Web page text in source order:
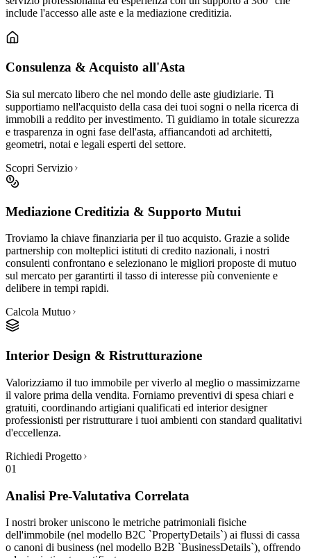
include l'accesso alle aste e la mediazione creditizia.
Consulenza & Acquisto all'Asta
Sia sul mercato libero che nel mondo delle aste giudiziarie. Ti
supportiamo nell'acquisto della casa dei tuoi sogni o nella ricerca di
immobili a reddito per investimento. Ti guidiamo in totale sicurezza
e trasparenza in ogni fase dell'asta, affiancandoti ad architetti,
geometri, notai e legali esperti del settore.
Scopri Servizio
Mediazione Creditizia & Supporto Mutui
Troviamo la chiave finanziaria per il tuo acquisto. Grazie a solide
partnership con molteplici istituti di credito nazionali, i nostri
consulenti confrontano e selezionano le migliori proposte di mutuo
sul mercato per garantirti il tasso di interesse più conveniente e
delibere in tempi rapidi.
Calcola Mutuo
Interior Design & Ristrutturazione
Valorizziamo il tuo immobile per viverlo al meglio o massimizzarne
il valore prima della vendita. Forniamo preventivi di spesa chiari e
gratuiti, coordinando artigiani qualificati ed interior designer
professionisti per ristrutturare i tuoi ambienti con standard qualitativi
d'eccellenza.
Richiedi Progetto
01
Analisi Pre-Valutativa Correlata
I nostri broker uniscono le metriche patrimoniali fisiche
dell'immobile (nel modello B2C `PropertyDetails`) ai flussi di cassa
o canoni di business (nel modello B2B `BusinessDetails`), offrendo